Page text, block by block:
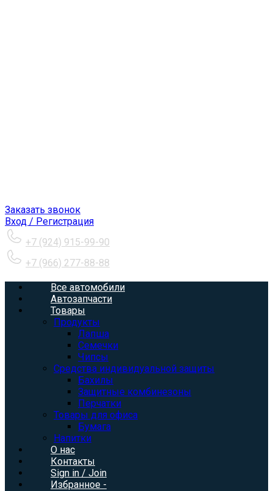
Заказать звонок
Вход / Регистрация
+7 (924) 915-99-90
+7 (966) 277-88-88
Все автомобили
Автозапчасти
Товары
Продукты
Лапша
Семечки
Чипсы
Средства индивидуальной защиты
Бахилы
Защитные комбинезоны
Перчатки
Товары для офиса
Бумага
Напитки
О нас
Контакты
Sign in / Join
Избранное -